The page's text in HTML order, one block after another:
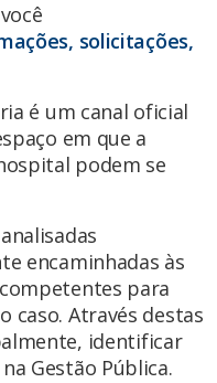
solicitações,
é um canal oficial
em que a
podem se
encaminhadas às
para
caso. Através destas
identificar
Gestão Pública.